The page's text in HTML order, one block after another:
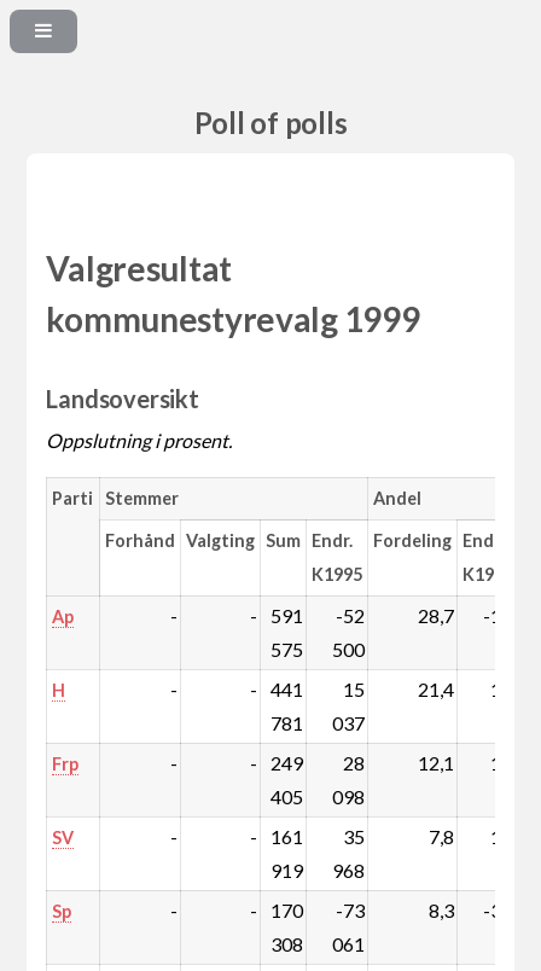
Poll of polls
Valgresultat
kommunestyrevalg 1999
Landsoversikt
Oppslutning i prosent.
Parti Stemmer Andel
Forhånd Valgting Sum Endr.
K1995
Fordeling Endr.
K1995
Ap - -
591
575
-52
500
28,7 -1,9
H - -
441
781
15
037
21,4 1,2
Frp - -
249
405
28
098
12,1 1,6
SV - -
161
919
35
968
7,8 1,9
Sp - -
170
308
-73
061
8,3 -3,3